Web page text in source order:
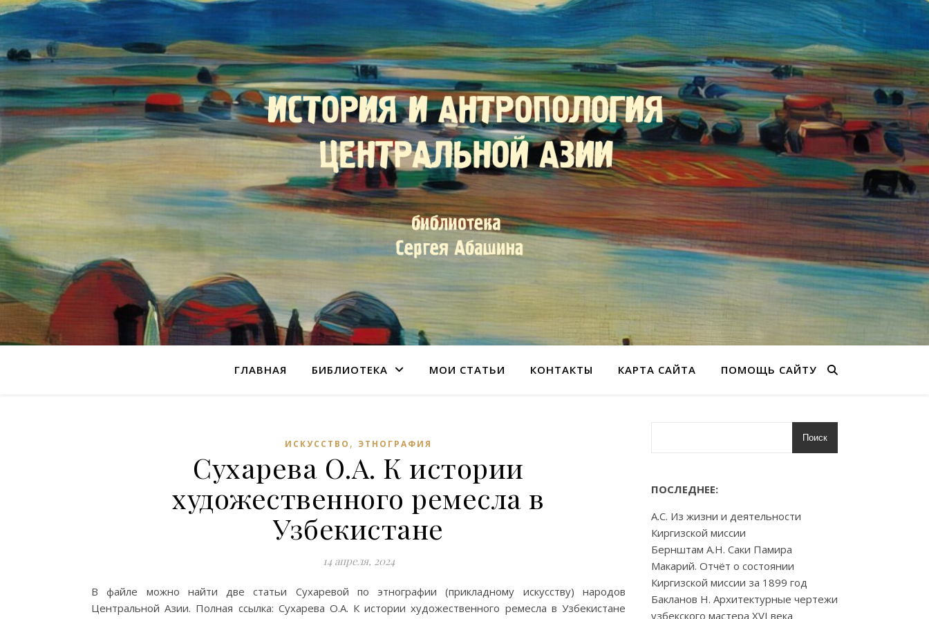
ГЛАВНАЯ БИБЛИОТЕКА МОИ СТАТЬИ КОНТАКТЫ КАРТА САЙТА ПОМОЩЬ САЙТУ
ИСКУССТВО , ЭТНОГРАФИЯ
Сухарева О.А. К истории
художественного ремесла в
Узбекистане
14 апреля, 2024
В файле можно найти две статьи Сухаревой по этнографии (прикладному искусству) народов
Центральной Азии. Полная ссылка: Сухарева О.А. К истории художественного ремесла в Узбекистане
Поиск
ПОСЛЕДНЕЕ:
А.С. Из жизни и деятельности
Киргизской миссии
Бернштам А.Н. Саки Памира
Макарий. Отчёт о состоянии
Киргизской миссии за 1899 год
Бакланов Н. Архитектурные чертежи
узбекского мастера XVI века